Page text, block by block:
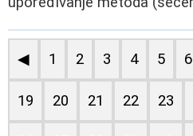
◀ 1 2 3 4 5 6
19 20 21 22 23